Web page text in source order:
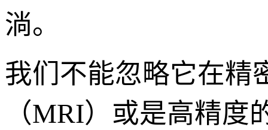
淌。
我们不能忽略它在精
（MRI）或是高精